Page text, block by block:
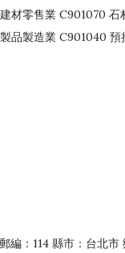
材零售業 C901070
品製造業 C901040
貨批發業 F106020
編：114 縣市：台北